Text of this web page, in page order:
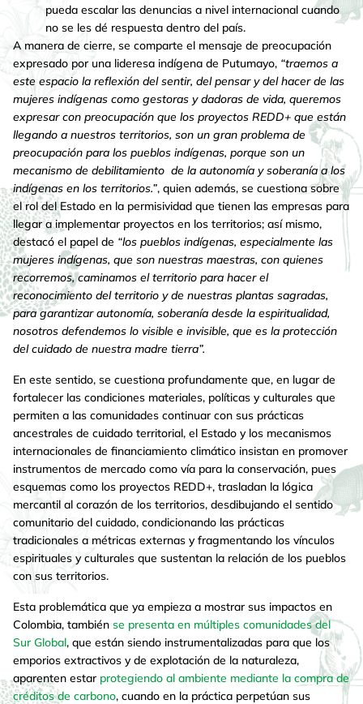
pueda escalar las denuncias a nivel internacional cuando
no se les dé respuesta dentro del país.
A manera de cierre, se comparte el mensaje de preocupación
expresado por una lideresa indígena de Putumayo, “traemos a
este espacio la reflexión del sentir, del pensar y del hacer de las
mujeres indígenas como gestoras y dadoras de vida, queremos
expresar con preocupación que los proyectos REDD+ que están
llegando a nuestros territorios, son un gran problema de
preocupación para los pueblos indígenas, porque son un
mecanismo de debilitamiento de la autonomía y soberanía a los
indígenas en los territorios.”, quien además, se cuestiona sobre
el rol del Estado en la permisividad que tienen las empresas para
llegar a implementar proyectos en los territorios; así mismo,
destacó el papel de “los pueblos indígenas, especialmente las
mujeres indígenas, que son nuestras maestras, con quienes
recorremos, caminamos el territorio para hacer el
reconocimiento del territorio y de nuestras plantas sagradas,
para garantizar autonomía, soberanía desde la espiritualidad,
nosotros defendemos lo visible e invisible, que es la protección
del cuidado de nuestra madre tierra”.
En este sentido, se cuestiona profundamente que, en lugar de
fortalecer las condiciones materiales, políticas y culturales que
permiten a las comunidades continuar con sus prácticas
ancestrales de cuidado territorial, el Estado y los mecanismos
internacionales de financiamiento climático insistan en promover
instrumentos de mercado como vía para la conservación, pues
esquemas como los proyectos REDD+, trasladan la lógica
mercantil al corazón de los territorios, desdibujando el sentido
comunitario del cuidado, condicionando las prácticas
tradicionales a métricas externas y fragmentando los vínculos
espirituales y culturales que sustentan la relación de los pueblos
con sus territorios.
Esta problemática que ya empieza a mostrar sus impactos en
Colombia, también se presenta en múltiples comunidades del
Sur Global, que están siendo instrumentalizadas para que los
emporios extractivos y de explotación de la naturaleza,
aparenten estar protegiendo al ambiente mediante la compra de
créditos de carbono, cuando en la práctica perpetúan sus